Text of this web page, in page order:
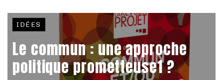
IDÉES
Le commun : une approche
politique prometteuse1 ?